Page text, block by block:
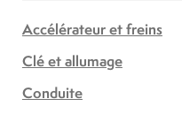
Accélérateur et freins
Clé et allumage
Conduite